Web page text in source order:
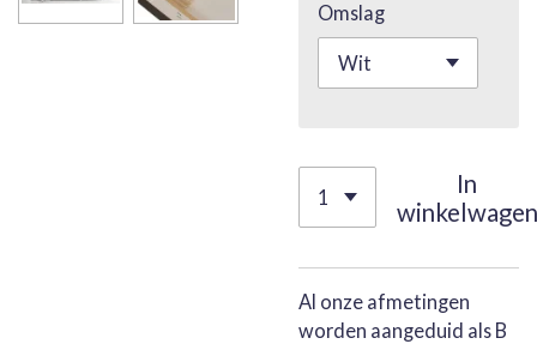
Omslag
In
winkelwagen
Al onze afmetingen
worden aangeduid als B